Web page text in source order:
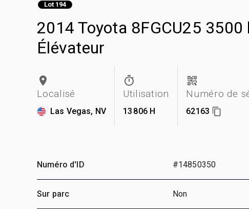
Lot 194
2014 Toyota 8FGCU25
Élévateur
Localisé
Las Vegas, NV
Utilisation
13 806 H
Numéro de
62163
Numéro d'ID #14850350
Sur parc Non